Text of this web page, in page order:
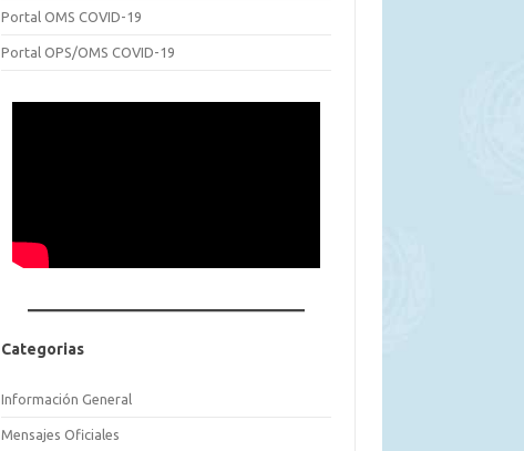
Portal OMS COVID-19
Portal OPS/OMS COVID-19
Categorias
Información General
Mensajes Oficiales